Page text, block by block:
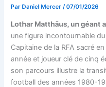
Par Daniel Mercer/07/01/2026
Lothar Matthäus, un géant
une figure incontournable
Capitaine de la RFA sacré
année et joueur clé de cinq
son parcours illustre la
football des années 1980-